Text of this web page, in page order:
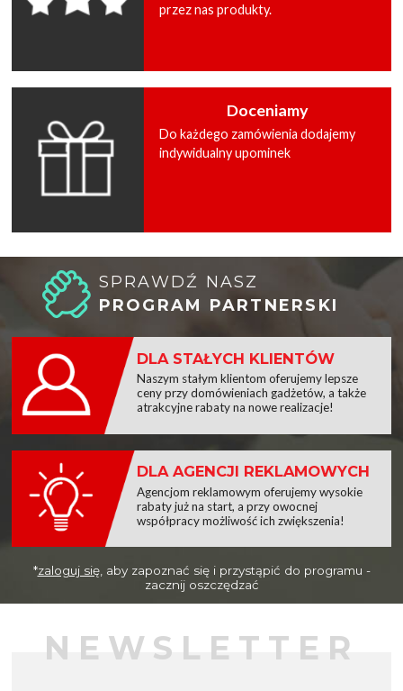
przez nas produkty.
Doceniamy
Do każdego zamówienia dodajemy
indywidualny upominek
SPRAWDŹ NASZ
PROGRAM PARTNERSKI
DLA STAŁYCH KLIENTÓW
Naszym stałym klientom oferujemy lepsze
ceny przy domówieniach gadżetów, a także
atrakcyjne rabaty na nowe realizacje!
DLA AGENCJI REKLAMOWYCH
Agencjom reklamowym oferujemy wysokie
rabaty już na start, a przy owocnej
współpracy możliwość ich zwiększenia!
*zaloguj się, aby zapoznać się i przystąpić do programu -
zacznij oszczędzać
NEWSLETTER